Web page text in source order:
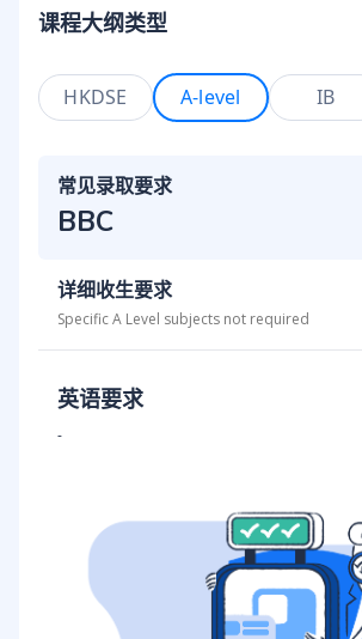
课程大纲类型
HKDSE A-level IB
常见录取要求
BBC
详细收生要求
Specific A Level subjects not required
英语要求
-